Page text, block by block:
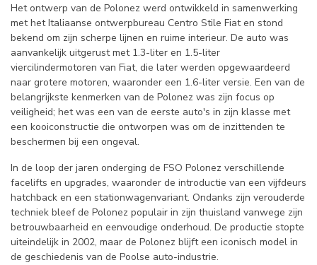
Het ontwerp van de Polonez werd ontwikkeld in samenwerking
met het Italiaanse ontwerpbureau Centro Stile Fiat en stond
bekend om zijn scherpe lijnen en ruime interieur. De auto was
aanvankelijk uitgerust met 1.3-liter en 1.5-liter
viercilindermotoren van Fiat, die later werden opgewaardeerd
naar grotere motoren, waaronder een 1.6-liter versie. Een van de
belangrijkste kenmerken van de Polonez was zijn focus op
veiligheid; het was een van de eerste auto's in zijn klasse met
een kooiconstructie die ontworpen was om de inzittenden te
beschermen bij een ongeval.
In de loop der jaren onderging de FSO Polonez verschillende
facelifts en upgrades, waaronder de introductie van een vijfdeurs
hatchback en een stationwagenvariant. Ondanks zijn verouderde
techniek bleef de Polonez populair in zijn thuisland vanwege zijn
betrouwbaarheid en eenvoudige onderhoud. De productie stopte
uiteindelijk in 2002, maar de Polonez blijft een iconisch model in
de geschiedenis van de Poolse auto-industrie.